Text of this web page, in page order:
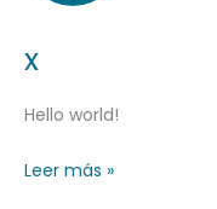
x
Hello world!
Leer más »